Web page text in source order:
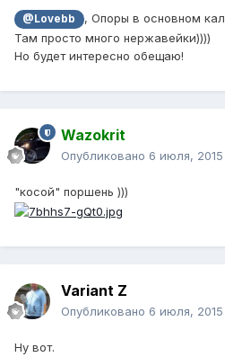
@Lovebb
, Опоры в основном
Там просто много нержавейки))))
Но будет интересно обещаю!
Wazokrit
Опубликовано 6 июля, 2015
"косой" поршень )))
Variant Z
Опубликовано 6 июля, 2015
Ну вот.